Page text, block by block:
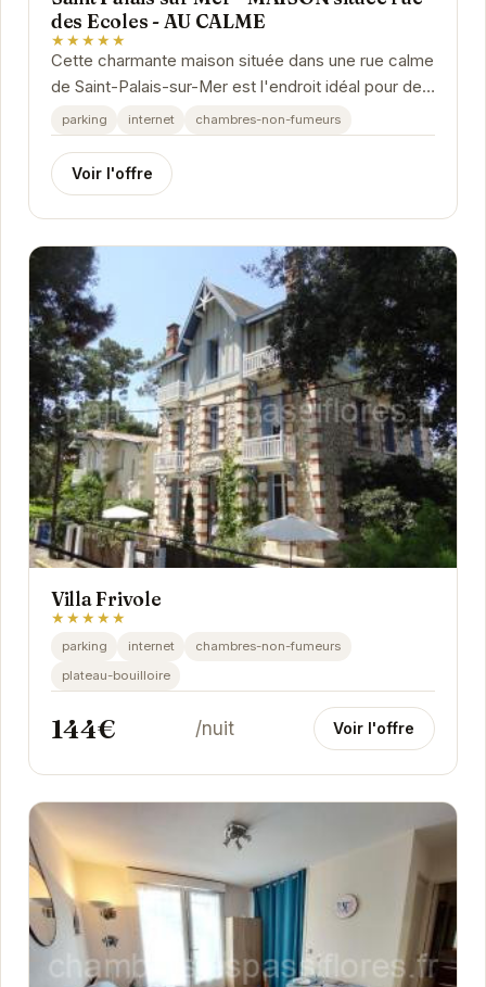
des Ecoles - AU CALME
★★★★★
Cette charmante maison située dans une rue calme
de Saint-Palais-sur-Mer est l'endroit idéal pour des
vacances en famille ou entre amis. Proche de...
parking internet chambres-non-fumeurs
Voir l'offre
Villa Frivole
★★★★★
parking internet
chambres-non-fumeurs
plateau-bouilloire
144€ /nuit Voir l'offre